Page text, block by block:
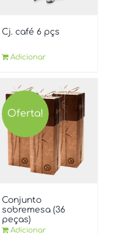
Cj. café 6 pçs
Adicionar
Oferta!
Conjunto
sobremesa (36
peças)
Adicionar